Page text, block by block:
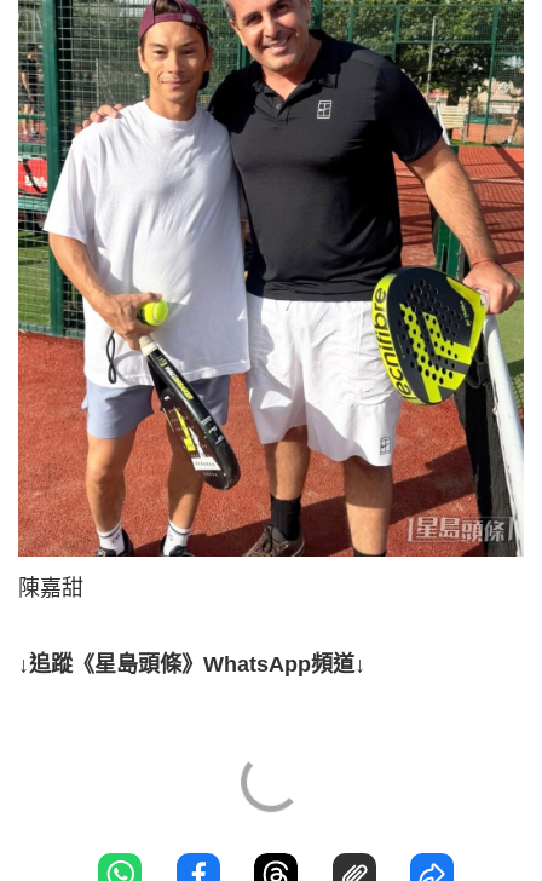
陳嘉甜
↓追蹤《星島頭條》WhatsApp頻道↓